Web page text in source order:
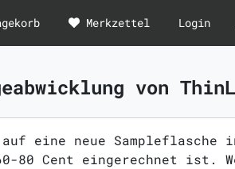
Merkzettel Login
von
eine neue Sampleflasche
Cent eingerechnet ist.